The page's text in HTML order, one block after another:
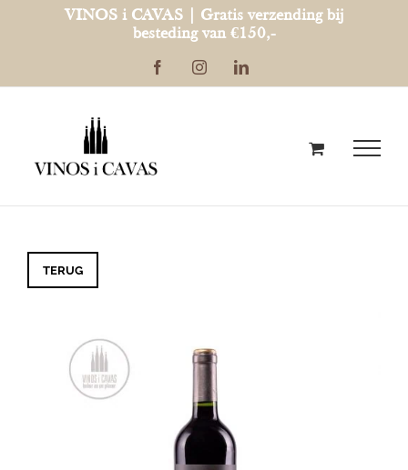
VINOS i CAVAS | Gratis verzending bij
besteding van €150,-
FacebookInstagramLinkedIn
TERUG